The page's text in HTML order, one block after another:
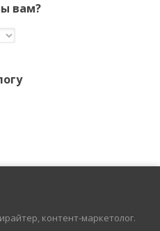
вам?
контент-маркетолог.